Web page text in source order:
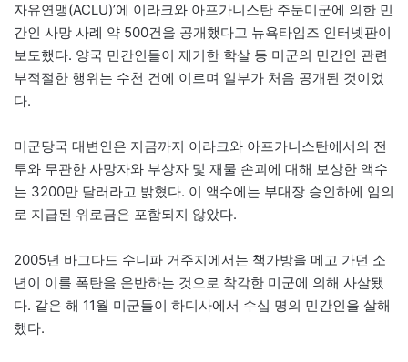
자유연맹(ACLU)’에 이라크와 아프가니스탄 주둔미군에 의한 민
간인 사망 사례 약 500건을 공개했다고 뉴욕타임즈 인터넷판이
보도했다. 양국 민간인들이 제기한 학살 등 미군의 민간인 관련
부적절한 행위는 수천 건에 이르며 일부가 처음 공개된 것이었
다.
미군당국 대변인은 지금까지 이라크와 아프가니스탄에서의 전
투와 무관한 사망자와 부상자 및 재물 손괴에 대해 보상한 액수
는 3200만 달러라고 밝혔다. 이 액수에는 부대장 승인하에 임의
로 지급된 위로금은 포함되지 않았다.
2005년 바그다드 수니파 거주지에서는 책가방을 메고 가던 소
년이 이를 폭탄을 운반하는 것으로 착각한 미군에 의해 사살됐
다. 같은 해 11월 미군들이 하디사에서 수십 명의 민간인을 살해
했다.